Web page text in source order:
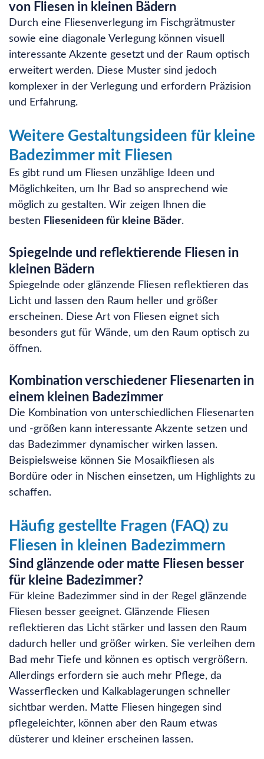
von Fliesen in kleinen Bädern
Durch eine Fliesenverlegung im Fischgrätmuster
sowie eine diagonale Verlegung können visuell
interessante Akzente gesetzt und der Raum optisch
erweitert werden. Diese Muster sind jedoch
komplexer in der Verlegung und erfordern Präzision
und Erfahrung.
Weitere Gestaltungsideen für kleine
Badezimmer mit Fliesen
Es gibt rund um Fliesen unzählige Ideen und
Möglichkeiten, um Ihr Bad so ansprechend wie
möglich zu gestalten. Wir zeigen Ihnen die
besten Fliesenideen für kleine Bäder.
Spiegelnde und reflektierende Fliesen in
kleinen Bädern
Spiegelnde oder glänzende Fliesen reflektieren das
Licht und lassen den Raum heller und größer
erscheinen. Diese Art von Fliesen eignet sich
besonders gut für Wände, um den Raum optisch zu
öffnen.
Kombination verschiedener Fliesenarten in
einem kleinen Badezimmer
Die Kombination von unterschiedlichen Fliesenarten
und -größen kann interessante Akzente setzen und
das Badezimmer dynamischer wirken lassen.
Beispielsweise können Sie Mosaikfliesen als
Bordüre oder in Nischen einsetzen, um Highlights zu
schaffen.
Häufig gestellte Fragen (FAQ) zu
Fliesen in kleinen Badezimmern
Sind glänzende oder matte Fliesen besser
für kleine Badezimmer?
Für kleine Badezimmer sind in der Regel glänzende
Fliesen besser geeignet. Glänzende Fliesen
reflektieren das Licht stärker und lassen den Raum
dadurch heller und größer wirken. Sie verleihen dem
Bad mehr Tiefe und können es optisch vergrößern.
Allerdings erfordern sie auch mehr Pflege, da
Wasserflecken und Kalkablagerungen schneller
sichtbar werden. Matte Fliesen hingegen sind
pflegeleichter, können aber den Raum etwas
düsterer und kleiner erscheinen lassen.